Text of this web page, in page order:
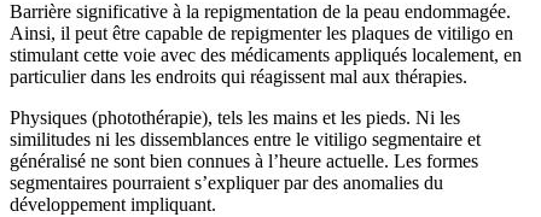
Barrière significative à la repigmentation de la peau endommagée.
Ainsi, il peut être capable de repigmenter les plaques de vitiligo en
stimulant cette voie avec des médicaments appliqués localement, en
particulier dans les endroits qui réagissent mal aux thérapies.
Physiques (photothérapie), tels les mains et les pieds. Ni les
similitudes ni les dissemblances entre le vitiligo segmentaire et
généralisé ne sont bien connues à l’heure actuelle. Les formes
segmentaires pourraient s’expliquer par des anomalies du
développement impliquant.